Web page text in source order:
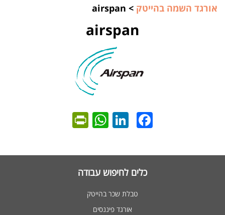
אורגד השמה בהייטק >
airspan
airspan
Facebook
LinkedIn
WhatsApp
כלים לחיפוש עבודה
טבלת שכר בהייטק
אורגד פיננסים